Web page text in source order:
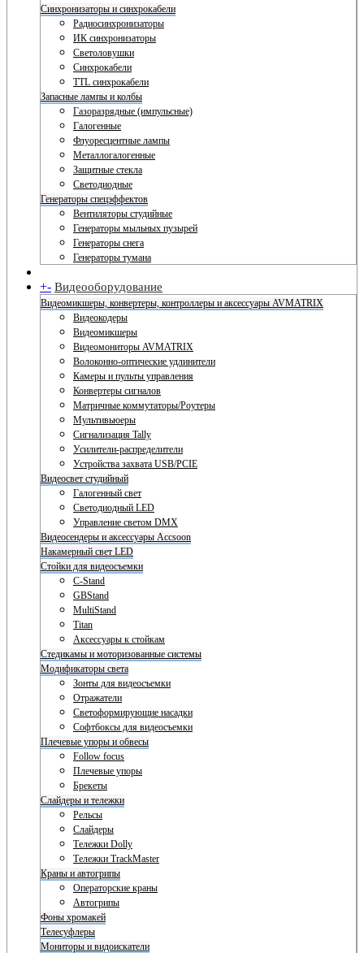
Синхронизаторы и синхрокабели
Радиосинхронизаторы
ИК синхронизаторы
Светоловушки
Синхрокабели
TTL синхрокабели
Запасные лампы и колбы
Газоразрядные (импульсные)
Галогенные
Флуоресцентные лампы
Металлогалогенные
Защитные стекла
Светодиодные
Генераторы спецэффектов
Вентиляторы студийные
Генераторы мыльных пузырей
Генераторы снега
Генераторы тумана
+- Видеооборудование
Видеомикшеры, конвертеры, контроллеры и аксессуары AVMATRIX
Видеокодеры
Видеомикшеры
Видеомониторы AVMATRIX
Волоконно-оптические удлинители
Камеры и пульты управления
Конвертеры сигналов
Матричные коммутаторы/Роутеры
Мультивьюеры
Сигнализация Tally
Усилители-распределители
Устройства захвата USB/PCIE
Видеосвет студийный
Галогенный свет
Светодиодный LED
Управление светом DMX
Видеосендеры и аксессуары Accsoon
Накамерный свет LED
Стойки для видеосъемки
C-Stand
GBStand
MultiStand
Titan
Аксессуары к стойкам
Стедикамы и моторизованные системы
Модификаторы света
Зонты для видеосъемки
Отражатели
Светоформирующие насадки
Софтбоксы для видеосъемки
Плечевые упоры и обвесы
Follow focus
Плечевые упоры
Брекеты
Слайдеры и тележки
Рельсы
Слайдеры
Тележки Dolly
Тележки TrackMaster
Краны и автогрипы
Операторские краны
Автогрипы
Фоны хромакей
Телесуфлеры
Мониторы и видоискатели